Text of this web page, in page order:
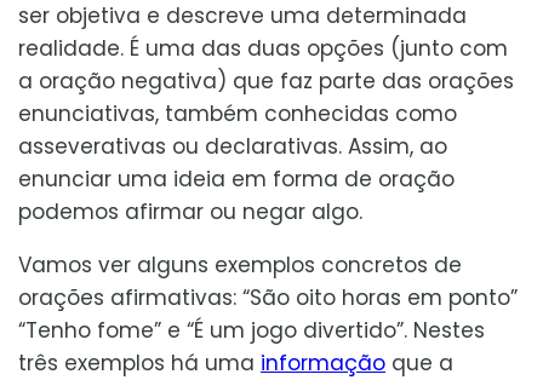
ser objetiva e descreve uma determinada
realidade. É uma das duas opções (junto com
a oração negativa) que faz parte das orações
enunciativas, também conhecidas como
asseverativas ou declarativas. Assim, ao
enunciar uma ideia em forma de oração
podemos afirmar ou negar algo.
Vamos ver alguns exemplos concretos de
orações afirmativas: “São oito horas em ponto”
“Tenho fome” e “É um jogo divertido”. Nestes
três exemplos há uma informação que a